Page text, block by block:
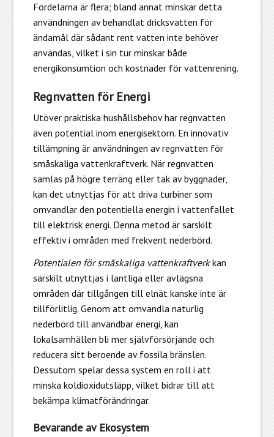
Fördelarna är flera; bland annat minskar detta
användningen av behandlat dricksvatten för
ändamål där sådant rent vatten inte behöver
användas, vilket i sin tur minskar både
energikonsumtion och kostnader för vattenrening.
Regnvatten för Energi
Utöver praktiska hushållsbehov har regnvatten
även potential inom energisektorn. En innovativ
tillämpning är användningen av regnvatten för
småskaliga vattenkraftverk. När regnvatten
samlas på högre terräng eller tak av byggnader,
kan det utnyttjas för att driva turbiner som
omvandlar den potentiella energin i vattenfallet
till elektrisk energi. Denna metod är särskilt
effektiv i områden med frekvent nederbörd.
Potentialen för småskaliga vattenkraftverkkan
särskilt utnyttjas i lantliga eller avlägsna
områden där tillgången till elnät kanske inte är
tillförlitlig. Genom att omvandla naturlig
nederbörd till användbar energi, kan
lokalsamhällen bli mer självförsörjande och
reducera sitt beroende av fossila bränslen.
Dessutom spelar dessa system en roll i att
minska koldioxidutsläpp, vilket bidrar till att
bekämpa klimatförändringar.
Bevarande av Ekosystem